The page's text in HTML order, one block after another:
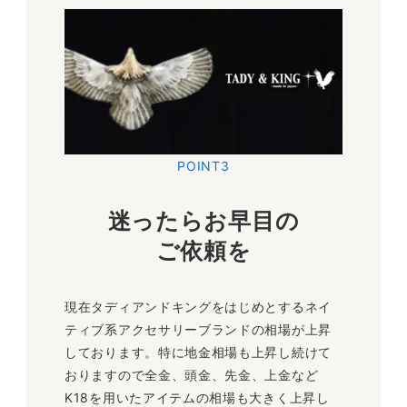
POINT3
迷ったらお早目の
ご依頼を
現在タディアンドキングをはじめとするネイ
ティブ系アクセサリーブランドの相場が上昇
しております。特に地金相場も上昇し続けて
おりますので全金、頭金、先金、上金など
K18を用いたアイテムの相場も大きく上昇し